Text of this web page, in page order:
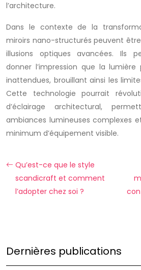
l’architecture.
Dans le contexte de la
miroirs nano-structurés peuvent
illusions optiques avancées. Ils
donner l’impression que la
inattendues, brouillant ainsi les
Cette technologie pourrait
d’éclairage architectural,
ambiances lumineuses complexes
minimum d’équipement visible.
Qu’est-ce que le style
scandicraft et comment
l’adopter chez soi ?
Dernières publications